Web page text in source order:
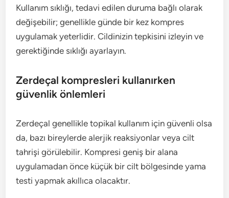
Kullanım sıklığı, tedavi edilen duruma bağlı olarak
değişebilir; genellikle günde bir kez kompres
uygulamak yeterlidir. Cildinizin tepkisini izleyin ve
gerektiğinde sıklığı ayarlayın.
Zerdeçal kompresleri kullanırken
güvenlik önlemleri
Zerdeçal genellikle topikal kullanım için güvenli olsa
da, bazı bireylerde alerjik reaksiyonlar veya cilt
tahrişi görülebilir. Kompresi geniş bir alana
uygulamadan önce küçük bir cilt bölgesinde yama
testi yapmak akıllıca olacaktır.